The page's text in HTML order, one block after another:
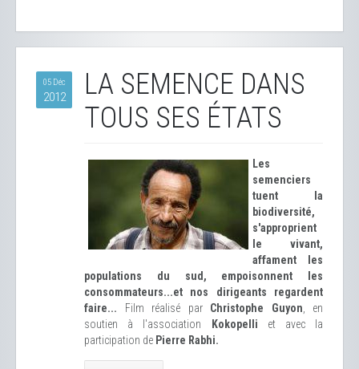
05 Déc
2012
LA SEMENCE DANS
TOUS SES ÉTATS
Les
semenciers
tuent la
biodiversité,
s'approprient
le vivant,
affament les
populations du sud, empoisonnent les
consommateurs...et nos dirigeants regardent
faire... Film réalisé par Christophe Guyon , en
soutien à l'association
Kokopelli et avec la
participation de Pierre Rabhi.